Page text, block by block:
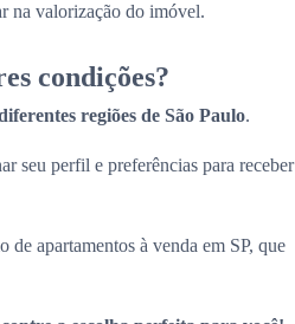
na valorização do imóvel.
condições?
regiões de São Paulo.
seu perfil e preferências para receber
apartamentos à venda em SP, que